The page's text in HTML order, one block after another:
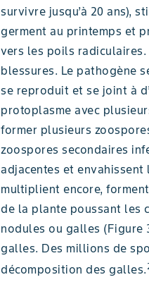
survivre jusqu’à 20 ans),
germent au printemps et
vers les poils
blessures. Le pathogène
se reproduit et se joint à
protoplasme avec
former plusieurs
zoospores secondaires
adjacentes et envahissent
multiplient encore,
de la plante poussant les
nodules ou galles (Figure
galles. Des millions de
décomposition des galles.